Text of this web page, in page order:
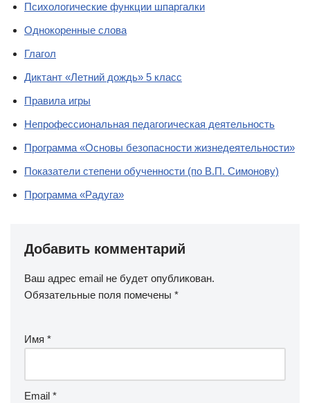
Психологические функции шпаргалки
Однокоренные слова
Глагол
Диктант «Летний дождь» 5 класс
Правила игры
Непрофессиональная педагогическая деятельность
Программа «Основы безопасности жизнедеятельности»
Показатели степени обученности (по В.П. Симонову)
Программа «Радуга»
Добавить комментарий
Ваш адрес email не будет опубликован.
Обязательные поля помечены *
Имя *
Email *